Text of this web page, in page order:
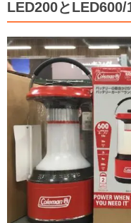
LED200とLED600/